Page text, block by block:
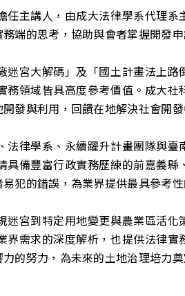
主講人，由成大法律學系代理
端的思考，協助與會者掌握開發
宮大解碼」及「國土計畫法上
領域皆具高度參考價值。成大
發與利用，回饋在地解決社會開
律學系、永續躍升計畫團隊與
備豐富行政實務歷練的前嘉義
犯的錯誤，為業界提供最具參考性
宮到特定用地變更與農業區活
需求的深度解析，也提供法律
的努力，為未來的土地治理培力奠